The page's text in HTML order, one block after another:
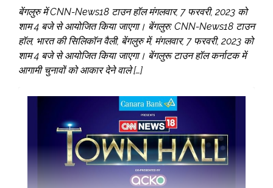
बेंगलुरु में CNN-News18 टाउन हॉल मंगलवार, 7 फरवरी, 2023 को
शाम 4 बजे से आयोजित किया जाएगा। बेंगलुरु: CNN-News18 टाउन
हॉल, भारत की सिलिकॉन वैली, बेंगलुरु में, मंगलवार, 7 फरवरी, 2023 को
शाम 4 बजे से आयोजित किया जाएगा। बेंगलुरू टाउन हॉल कर्नाटक में
आगामी चुनावों को आकार देने वाले […]